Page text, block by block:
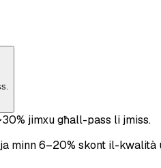
jimxu għall-pass li jmiss.
6–20% skont il-kwalità